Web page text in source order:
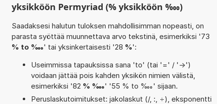
yksikköön Permyriad (% yksikköön ‱)
Saadaksesi halutun tuloksen mahdollisimman nopeasti, on
parasta syöttää muunnettava arvo tekstinä, esimerkiksi '73
% to ‱' tai yksinkertaisesti '28 %':
Useimmissa tapauksissa sana 'to' (tai '=' / '->')
voidaan jättää pois kahden yksikön nimien välistä,
esimerkiksi '82 % ‱' '55 % to ‱' sijaan.
Peruslaskutoimitukset: jakolaskut (/, :, ÷), eksponentti